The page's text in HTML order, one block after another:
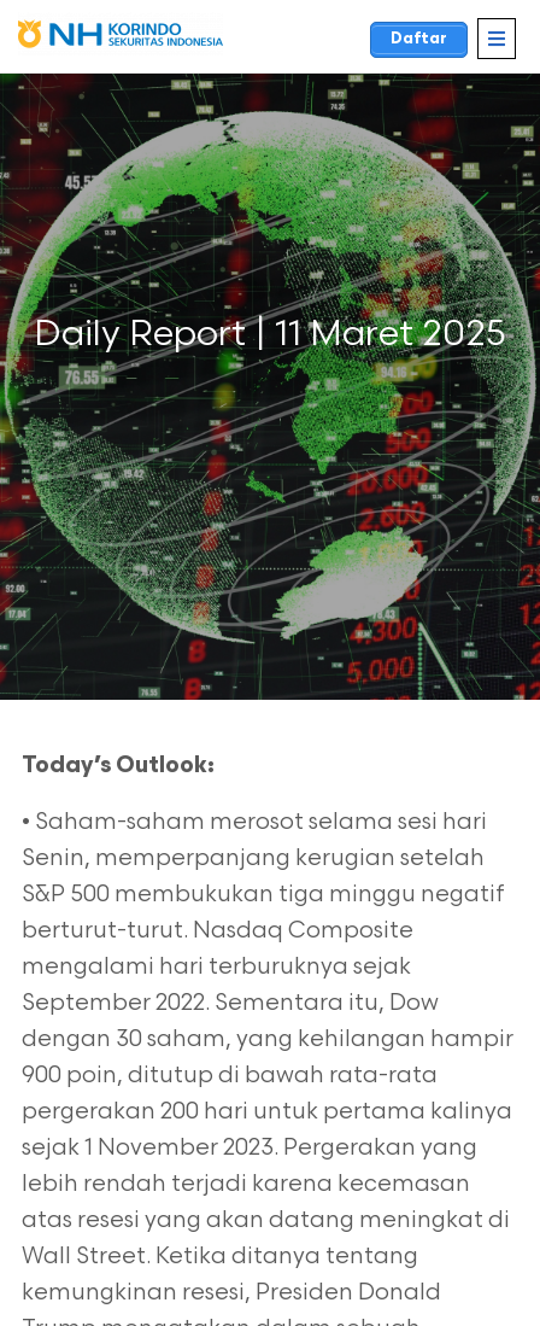
Daftar
Daily Report | 11 Maret 2025
Today’s Outlook:
• Saham-saham merosot selama sesi hari
Senin, memperpanjang kerugian setelah
S&P 500 membukukan tiga minggu negatif
berturut-turut. Nasdaq Composite
mengalami hari terburuknya sejak
September 2022. Sementara itu, Dow
dengan 30 saham, yang kehilangan hampir
900 poin, ditutup di bawah rata-rata
pergerakan 200 hari untuk pertama kalinya
sejak 1 November 2023. Pergerakan yang
lebih rendah terjadi karena kecemasan
atas resesi yang akan datang meningkat di
Wall Street. Ketika ditanya tentang
kemungkinan resesi, Presiden Donald